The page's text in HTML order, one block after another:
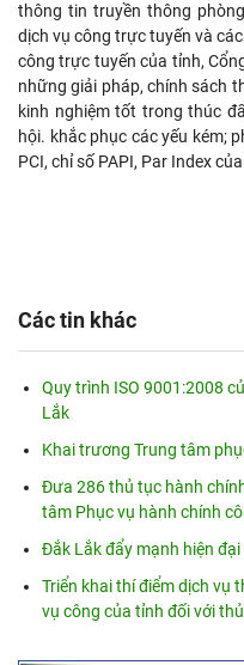
thông tin truyền thông
dịch vụ công trực tuyến và
công trực tuyến của tỉnh,
những giải pháp, chính sách
kinh nghiệm tốt trong thúc
hội. khắc phục các yếu kém;
PCI, chỉ số PAPI, Par Index
Các tin khác
Quy trình ISO 9001:2008
Lắk
Khai trương Trung tâm
Đưa 286 thủ tục hành
tâm Phục vụ hành chính
Đắk Lắk đẩy mạnh hiện
Triển khai thí điểm dịch vụ
vụ công của tỉnh đối với